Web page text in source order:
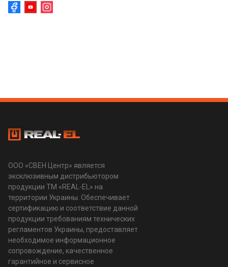
ООО «СВЕН Центр» является
эксклюзивным дистрибьютором
продукции ТМ «REAL-EL» на
территории Украины. Обеспечивает
сертификацию и соответствие данной
продукции требованиям технических
регламентов Украины, предоставляет
необходимое информационное
сопровождение, качественное
гарантийное и сервисное